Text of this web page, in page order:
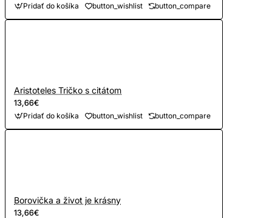
Pridať do košíka button_wishlist button_compare
Aristoteles Tričko s citátom
13,66€
Pridať do košíka button_wishlist button_compare
Borovička a život je krásny
13,66€